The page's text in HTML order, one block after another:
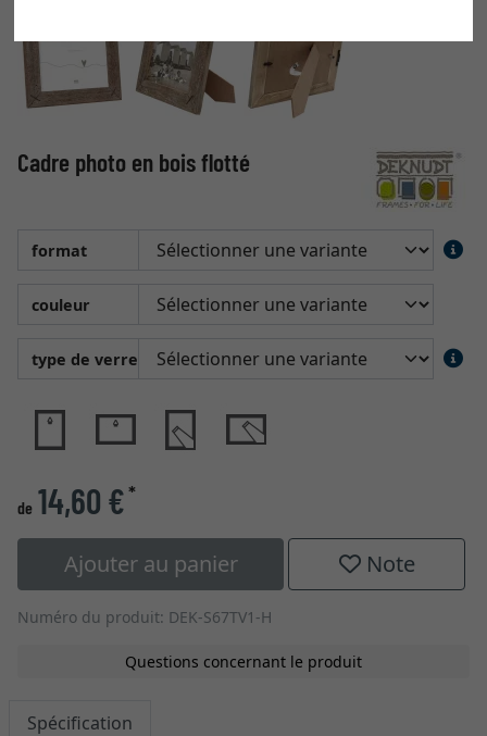
Cadre photo en bois flotté
format
couleur
type de verre
de 14,60 €*
Ajouter au panier Note
Numéro du produit: DEK-S67TV1-H
Questions concernant le produit
Spécification